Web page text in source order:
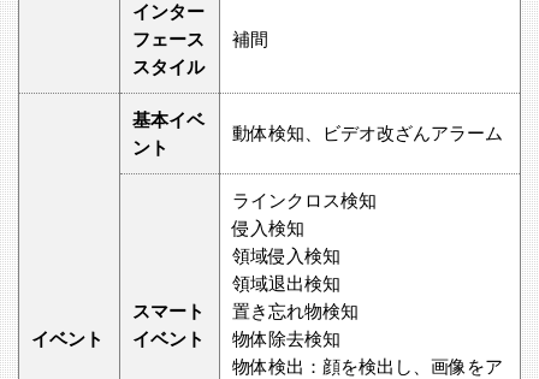
インター
フェース
スタイル
補間
イベント
基本イベ
ント
動体検知、ビデオ改ざんアラーム
スマート
イベント
ラインクロス検知
侵入検知
領域侵入検知
領域退出検知
置き忘れ物検知
物体除去検知
物体検出：顔を検出し、画像をア